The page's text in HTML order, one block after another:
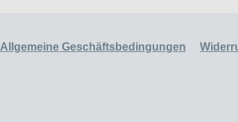
Allgemeine Geschäftsbedingungen